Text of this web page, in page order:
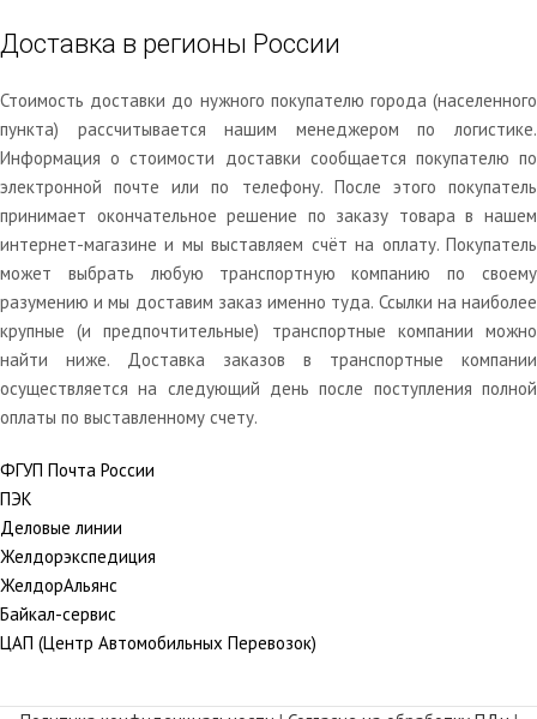
Доставка в регионы России
Стоимость доставки до нужного покупателю города (населенного
пункта) рассчитывается нашим менеджером по логистике.
Информация о стоимости доставки сообщается покупателю по
электронной почте или по телефону. После этого покупатель
принимает окончательное решение по заказу товара в нашем
интернет-магазине и мы выставляем счёт на оплату. Покупатель
может выбрать любую транспортную компанию по своему
разумению и мы доставим заказ именно туда. Ссылки на наиболее
крупные (и предпочтительные) транспортные компании можно
найти ниже. Доставка заказов в транспортные компании
осуществляется на следующий день после поступления полной
оплаты по выставленному счету.
ФГУП Почта России
ПЭК
Деловые линии
Желдорэкспедиция
ЖелдорАльянс
Байкал-сервис
ЦАП (Центр Автомобильных Перевозок)